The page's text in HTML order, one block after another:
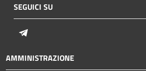
SEGUICI SU
AMMINISTRAZIONE